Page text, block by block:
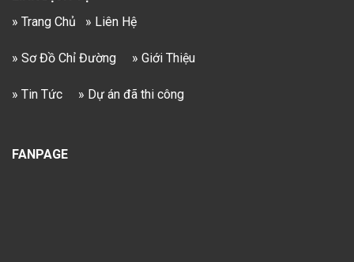
» Trang Chủ
» Liên Hệ
» Sơ Đồ Chỉ Đường » Giới Thiệu
» Tin Tức » Dự án đã thi công
FANPAGE